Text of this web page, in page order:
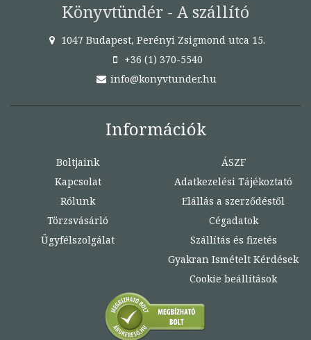
Könyvtündér - A szállító
1047 Budapest, Perényi Zsigmond utca 15.
+36 (1) 370-5540
info@konyvtunder.hu
Információk
Boltjaink
Kapcsolat
Rólunk
Törzsvásárló
Ügyfélszolgálat
ÁSZF
Adatkezelési Tájékoztató
Elállás a szerződéstől
Cégadatok
Szállítás és fizetés
Gyakran Ismételt Kérdések
Cookie beállítások